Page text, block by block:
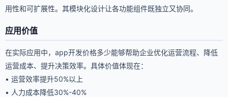
用性和可扩展性。其模块化设计让各功能组件既独立又协同。
应用价值
在实际应用中，app开发价格多少能够帮助企业优化运营流程、降低
运营成本、提升决策效率。具体价值体现在：
• 运营效率提升50%以上
• 人力成本降低30%-40%